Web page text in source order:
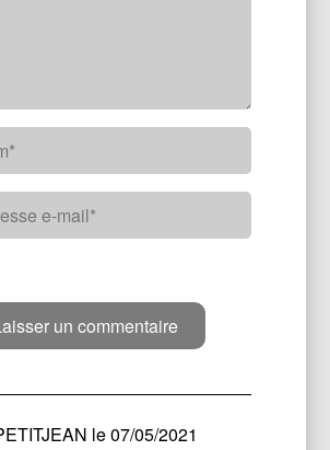
le 07/05/2021